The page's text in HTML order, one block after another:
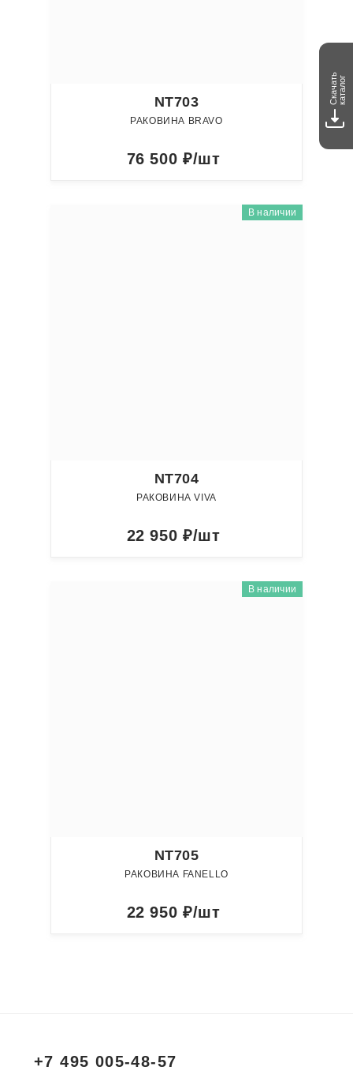
NT703
РАКОВИНА BRAVO
76 500 ₽/шт
В наличии
NT704
РАКОВИНА VIVA
22 950 ₽/шт
В наличии
NT705
РАКОВИНА FANELLO
22 950 ₽/шт
Скачатькаталог
+7 495 005-48-57